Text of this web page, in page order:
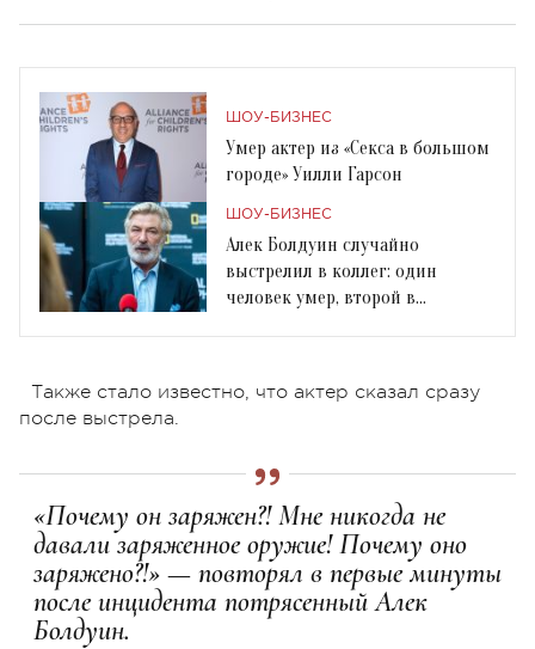
ШОУ-БИЗНЕС
Умер актер из «Секса в большом
городе» Уилли Гарсон
ШОУ-БИЗНЕС
Алек Болдуин случайно
выстрелил в коллег: один
человек умер, второй в
Также стало известно, что актер сказал сразу
после выстрела.
«Почему он заряжен?! Мне никогда не
давали заряженное оружие! Почему оно
заряжено?!» — повторял в первые минуты
после инцидента потрясенный Алек
Болдуин.